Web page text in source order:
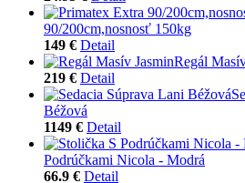
90/200cm,nosnosť 150kg
149 € Detail
Regál
219 € Detail
Béžová
1149 € Detail
Podrúčkami Nicola - Modrá
66.9 € Detail